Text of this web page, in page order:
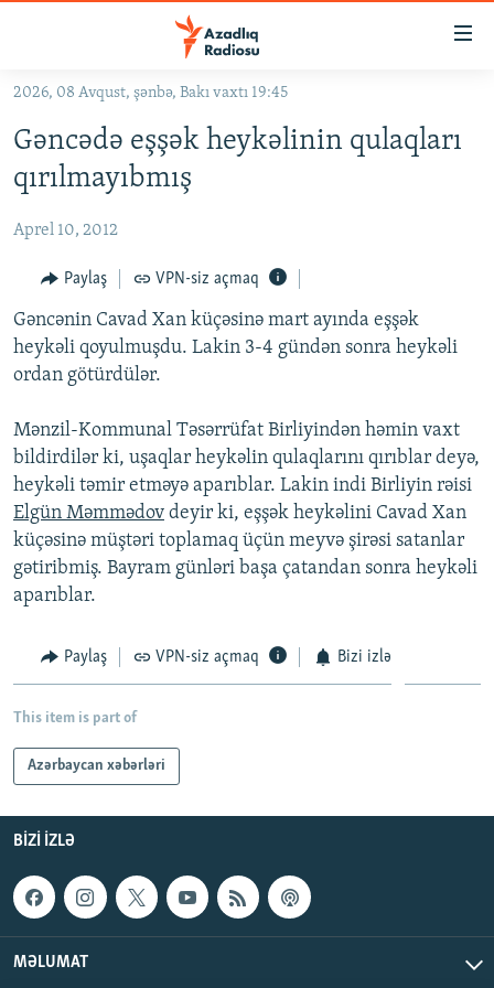
Əsas
qayıt
Əsas
naviqasiyaya
qayıt
KORRUPSIOMETR
#ƏSLINDƏ
FƏRQƏ BAX
QANUNI DOĞRU
ARAŞDIRMA
VIDEO
FOTOQALEREYA
İNFOQRAFIKA
KARIKATURA
RADIO ARXIV
OXU ZALI
AZƏRBAYCAN ƏDƏBIYYATI KITABXANASI
İSLAM VƏ DEMOKRATIYA
İZ - MƏDƏNIYYƏT PROQRAMI
HAQQIMIZDA
MISSIYAMIZ
PEŞƏ ETIKASI VƏ JURNALISTIKA STANDARTLARIMIZ
MATERIALLARIMIZDAN ISTIFADƏ
XƏBƏR BÜLLETENLƏRIMIZ
BIZI IZLƏ
2026, 08 Avqust, şənbə, Bakı vaxtı 19:45
Gəncədə eşşək heykəlinin qulaqları
qırılmayıbmış
Aprel 10, 2012
Paylaş VPN-siz açmaq
Gəncənin Cavad Xan küçəsinə mart ayında eşşək
heykəli qoyulmuşdu. Lakin 3-4 gündən sonra heykəli
ordan götürdülər.
Mənzil-Kommunal Təsərrüfat Birliyindən həmin vaxt
bildirdilər ki, uşaqlar heykəlin qulaqlarını qırıblar deyə,
heykəli təmir etməyə aparıblar. Lakin indi Birliyin rəisi
Elgün Məmmədov deyir ki, eşşək heykəlini Cavad Xan
küçəsinə müştəri toplamaq üçün meyvə şirəsi satanlar
gətiribmiş. Bayram günləri başa çatandan sonra heykəli
aparıblar.
Paylaş VPN-siz açmaq Bizi izlə
This item is part of
Azərbaycan xəbərləri
BIZI IZLƏ
MƏLUMAT